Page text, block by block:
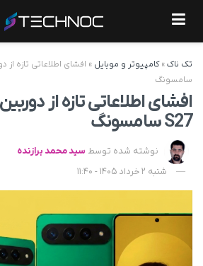
تک ناک»کامپیوتر و موبایل »
سامسونگ
افشای اطلاعاتی تازه از
S27 سامسونگ
نوشته شده توسط سید محمد برازنده
شنبه 2 خرداد 1405 - 11:40